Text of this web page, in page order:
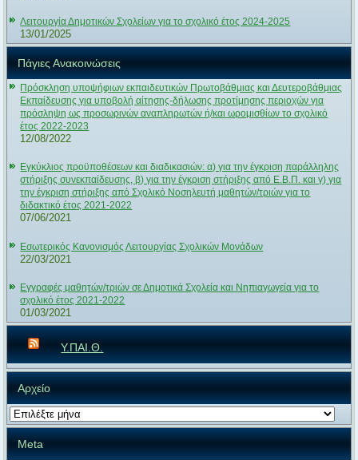
Λειτουργία Δημοτικών Σχολείων για το σχολικό έτος 2024-2025
13/01/2025
Πάγιες Ανακοινώσεις
Πρόσκληση υποψήφιων εκπαιδευτικών Πρωτοβάθμιας και Δευτεροβάθμιας
Εκπαίδευσης για υποβολή αίτησης-δήλωσης προτίμησης περιοχών για
πρόσληψη ως προσωρινών αναπληρωτών ή/και ωρομισθίων το σχολικό
έτος 2022-2023
12/08/2022
Εγκύκλιος προϋποθέσεων και διαδικασιών: α) για την έγκριση παράλληλης
στήριξης συνεκπαίδευσης, β) για την έγκριση στήριξης από Ε.Β.Π. και γ) για
την έγκριση στήριξης από Σχολικό Νοσηλευτή μαθητών/τριών για το
διδακτικό έτος 2021-2022
07/06/2021
Εσωτερικός Κανονισμός Λειτουργίας Σχολικών Μονάδων
22/03/2021
Εγγραφές μαθητών/τριών σε Δημοτικά Σχολεία και Νηπιαγωγεία για το
σχολικό έτος 2021-2022
01/03/2021
Υ.ΠΑΙ.Θ.
Αρχείο
Αρχείο
Meta